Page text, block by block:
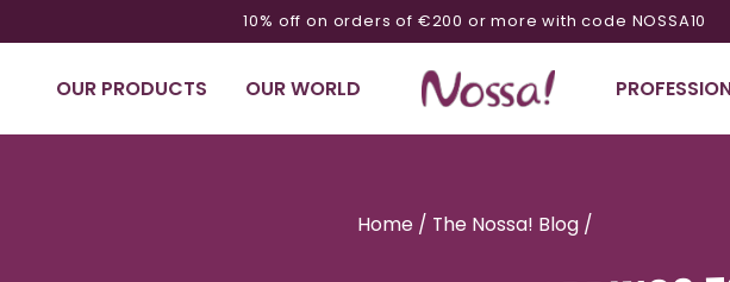
Minimum order of 70€
OUR PRODUCTS OUR WORLD
Home / The Nossa! Blog /